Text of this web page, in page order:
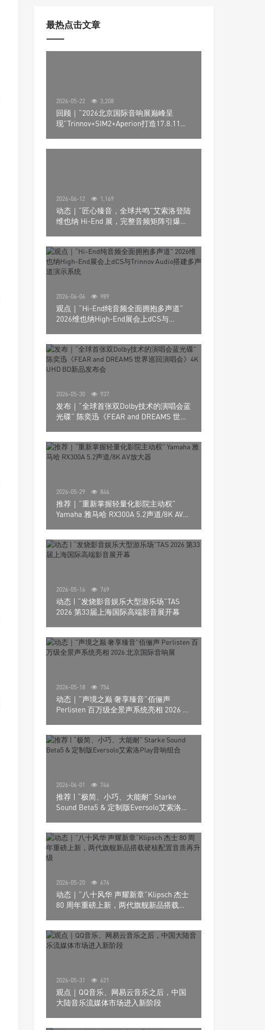
最热点击文章
2026-05-22 3,208
回顾｜“2026北京国际音响展巅峰呈
现”Trinnov+SIM2+Aperion打造17.8.11声
2026-06-12 1,169
动态｜“匠心臻音，全球共鸣”艾索洛登陆
维也纳 Hi-End 展，完整音频矩阵引爆关
2026-06-06 989
观点｜“Hi-End纯音频全面拥抱多声道”
2026维也纳High-End展会上dCS与
2026-05-30 937
发布｜“全球首张双Dolby技术的演唱会蓝
光碟” 陈奕迅《FEAR and DREAMS 世界
2026-05-29 846
推荐｜“重新掌握轻量化影院主动权”
Yamaha 雅马哈 RX300A 5.2声道/8K AV放
2026-05-16 769
动态 | “发烧影音娱乐大型游乐场”TAS
2026 第33届上海国际高端影音展开幕
2026-05-18 754
动态｜”声境之巅 奢享臻音”佰俪声
Perlisten 百万级全景声系统亮相 2026 北
2026-06-01 746
推荐 | “极简、小巧、大能耐” Starke
Sound Beta5 & 定制版Eversolo艾索洛
2026-05-20 676
动态｜”八十风华 声耀新章“Klipsch 杰士
80 周年重磅上新，两代旗舰新品搭载硬
2026-05-31 621
观点｜QQ音乐、网易云音乐之后，中国
大陆音乐流媒体市场进入新阶段